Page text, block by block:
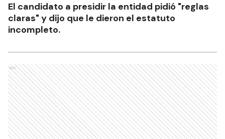
El candidato a presidir la entidad pidió "reglas
claras" y dijo que le dieron el estatuto
incompleto.
Ads